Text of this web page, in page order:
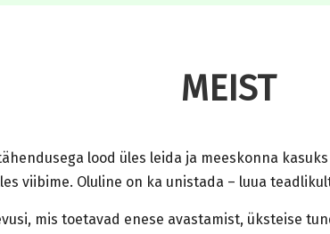
MEIST
lood üles leida ja meeskonna
viibime. Oluline on ka unistada – luua
mis toetavad enese avastamist, üksteise